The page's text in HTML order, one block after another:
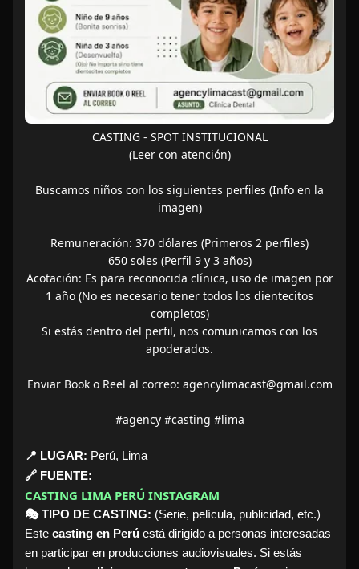
CASTING - SPOT INSTITUCIONAL
(Leer con atención)
Buscamos niños con los siguientes perfiles (Info en la
imagen)
Remuneración: 370 dólares (Primeros 2 perfiles)
650 soles (Perfil 9 y 3 años)
Acotación: Es para reconocida clínica, uso de imagen por
1 año (No es necesario tener todos los dientecitos
completos)
Si estás dentro del perfil, nos comunicamos con los
apoderados.
Enviar Book o Reel al correo: agencylimacast@gmail.com
#agency #casting #lima
📍 LUGAR: Perú, Lima
🔗 FUENTE:
CASTING LIMA PERÚ INSTAGRAM
🎭 TIPO DE CASTING: (Serie, película, publicidad, etc.)
Este casting en Perú está dirigido a personas interesadas
en participar en producciones audiovisuales. Si estás